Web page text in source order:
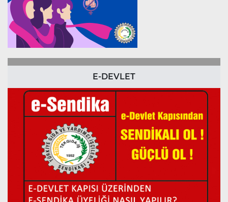
E-DEVLET